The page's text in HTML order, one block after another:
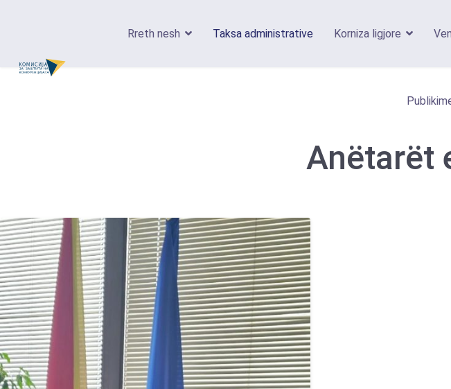
Rreth nesh Taksa administrative Korniza ligjore
Anëtarët